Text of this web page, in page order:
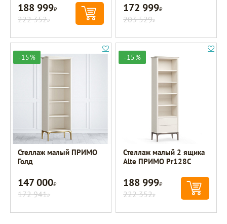
188 999Р
222 352Р
172 999Р
203 529Р
-15%
Стеллаж малый ПРИМО
Голд
147 000Р
172 941Р
-15%
Стеллаж малый 2 ящика
Alte ПРИМО Pr128C
188 999Р
222 352Р